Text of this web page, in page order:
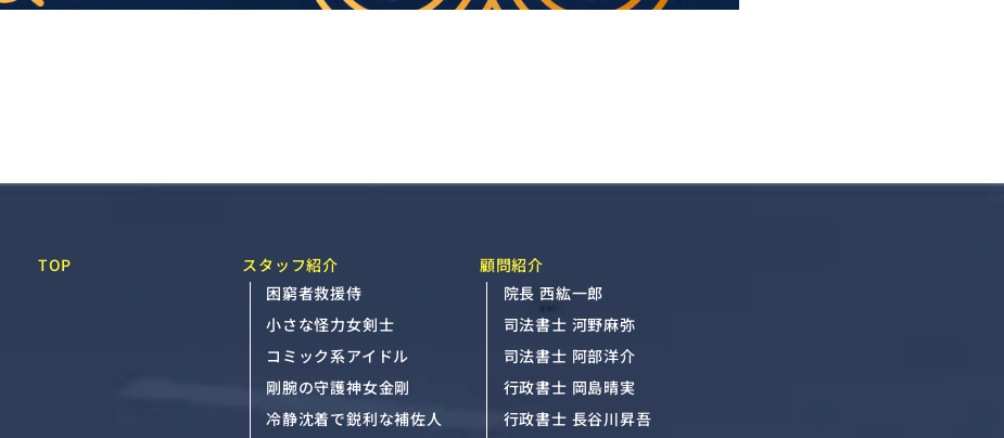
TOP
スタッフ紹介
困窮者救援侍
小さな怪力女剣士
コミック系アイドル
剛腕の守護神女金剛
冷静沈着で鋭利な補佐人
顧問紹介
院長 西紘一郎
司法書士 河野麻弥
司法書士 阿部洋介
行政書士 岡島晴実
行政書士 長谷川昇吾